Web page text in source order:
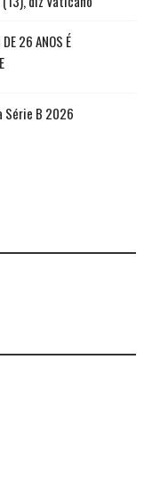
26 ANOS É
Série B 2026